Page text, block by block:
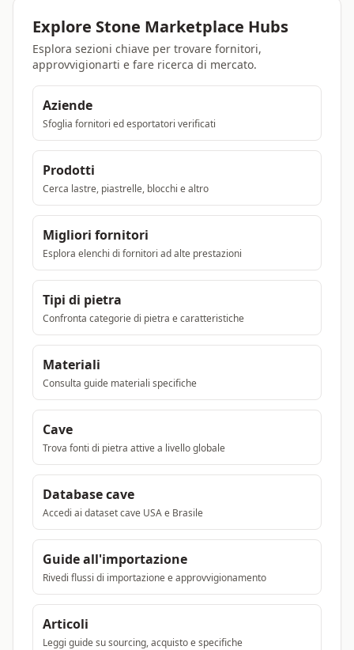
Explore Stone Marketplace Hubs
Esplora sezioni chiave per trovare fornitori,
approvvigionarti e fare ricerca di mercato.
Aziende
Sfoglia fornitori ed esportatori verificati
Prodotti
Cerca lastre, piastrelle, blocchi e altro
Migliori fornitori
Esplora elenchi di fornitori ad alte prestazioni
Tipi di pietra
Confronta categorie di pietra e caratteristiche
Materiali
Consulta guide materiali specifiche
Cave
Trova fonti di pietra attive a livello globale
Database cave
Accedi ai dataset cave USA e Brasile
Guide all'importazione
Rivedi flussi di importazione e approvvigionamento
Articoli
Leggi guide su sourcing, acquisto e specifiche